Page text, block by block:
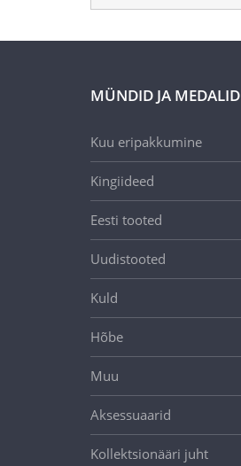
MÜNDID JA MEDALID
Kuu eripakkumine
Kingiideed
Eesti tooted
Uudistooted
Kuld
Hõbe
Muu
Aksessuaarid
Kollektsionääri juht